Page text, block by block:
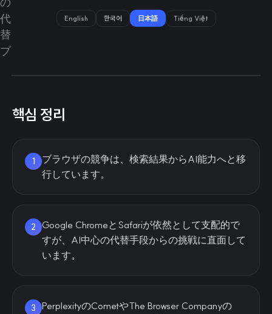
English 한국어 日本語 Tiếng Việt
핵심 정리
1
ブラウザの競争は、検索結果からAI能力へと移
行しています。
2
Google ChromeとSafariが依然として支配的で
すが、AI中心の代替手段からの挑戦に直面して
います。
3
PerplexityのCometやThe Browser Companyの